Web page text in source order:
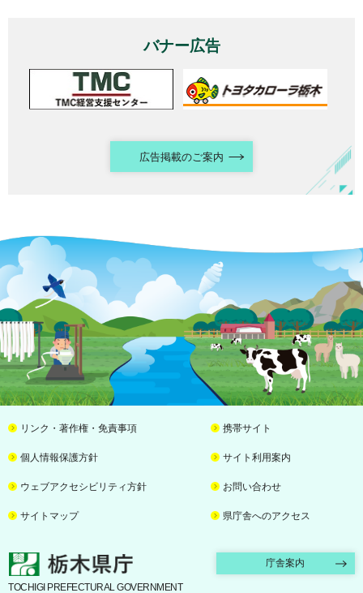
バナー広告
広告掲載のご案内
リンク・著作権・免責事項 携帯サイト
個人情報保護方針 サイト利用案内
ウェブアクセシビリティ方針 お問い合わせ
サイトマップ 県庁舎へのアクセス
栃木県庁 庁舎案内
TOCHIGI PREFECTURAL GOVERNMENT